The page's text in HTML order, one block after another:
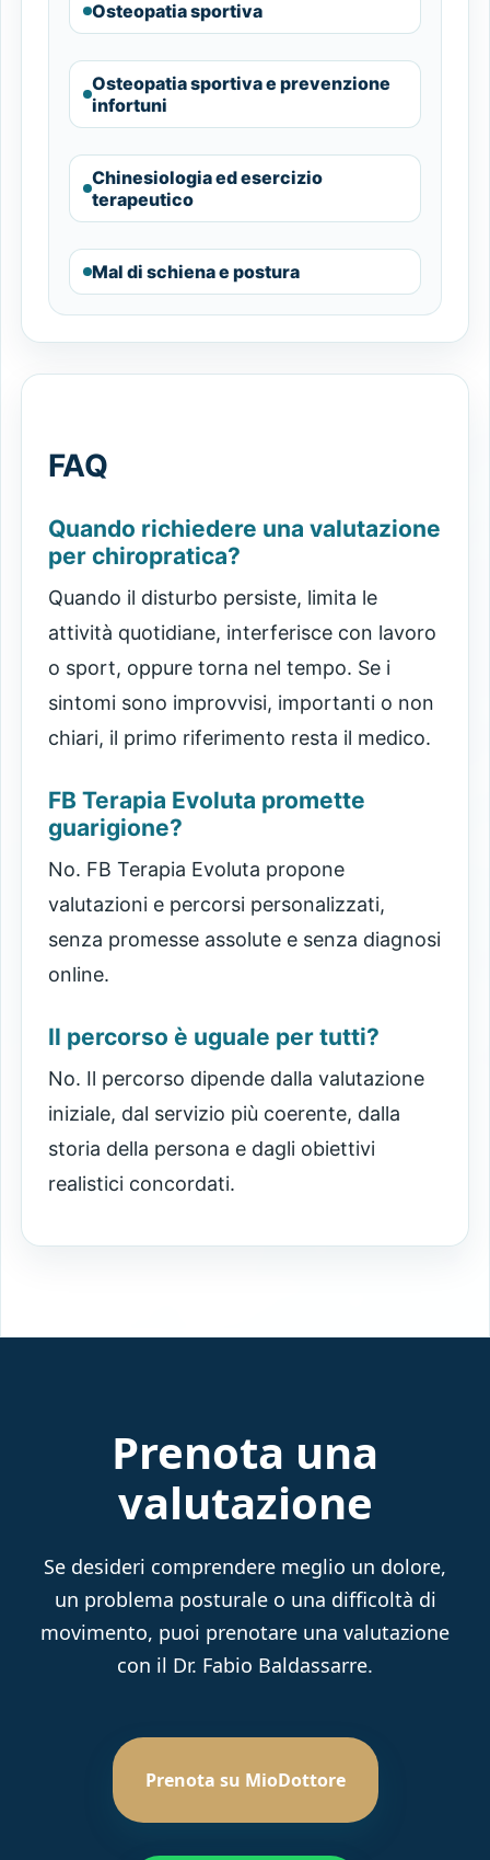
Osteopatia sportiva
Osteopatia sportiva e prevenzione
infortuni
Chinesiologia ed esercizio
terapeutico
Mal di schiena e postura
FAQ
Quando richiedere una valutazione
per chiropratica?
Quando il disturbo persiste, limita le
attività quotidiane, interferisce con lavoro
o sport, oppure torna nel tempo. Se i
sintomi sono improvvisi, importanti o non
chiari, il primo riferimento resta il medico.
FB Terapia Evoluta promette
guarigione?
No. FB Terapia Evoluta propone
valutazioni e percorsi personalizzati,
senza promesse assolute e senza diagnosi
online.
Il percorso è uguale per tutti?
No. Il percorso dipende dalla valutazione
iniziale, dal servizio più coerente, dalla
storia della persona e dagli obiettivi
realistici concordati.
Prenota una
valutazione
Se desideri comprendere meglio un dolore,
un problema posturale o una difficoltà di
movimento, puoi prenotare una valutazione
con il Dr. Fabio Baldassarre.
Prenota su MioDottore